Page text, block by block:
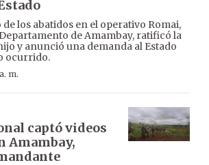
los abatidos en el operativo Romai,
de Amambay, ratificó la
y anunció una demanda al Estado
ocurrido.
m.
captó videos
Amambay,